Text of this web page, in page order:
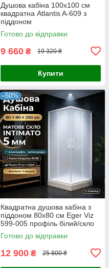
Душова кабіна 100x100 см
квадратна Atlantis A-609 з
піддоном
Готово до відправки
9 660 ₴ 19 320 ₴
Купити
–50%
Квадратна душова кабіна з
піддоном 80х80 см Eger Viz
599-005 профіль білий/скло
Zuzmara
Готово до відправки
12 900 ₴ 25 800 ₴